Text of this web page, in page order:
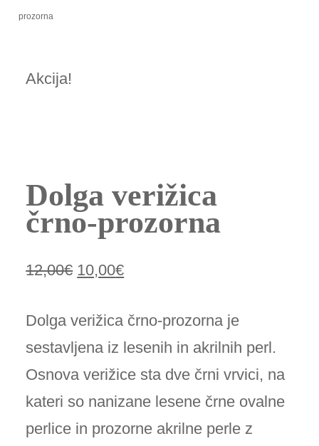
prozorna
Akcija!
Dolga verižica
črno-prozorna
12,00€ Izvirna
je
bila:
12,00€.
10,00€Trenutna
je:
10,00€.
Dolga verižica črno-prozorna je
sestavljena iz lesenih in akrilnih perl.
Osnova verižice sta dve črni vrvici, na
kateri so nanizane lesene črne ovalne
perlice in prozorne akrilne perle z